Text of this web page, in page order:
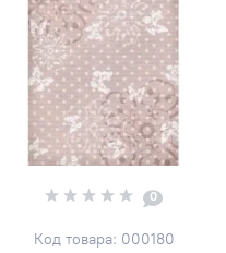
0
Код товара: 000180